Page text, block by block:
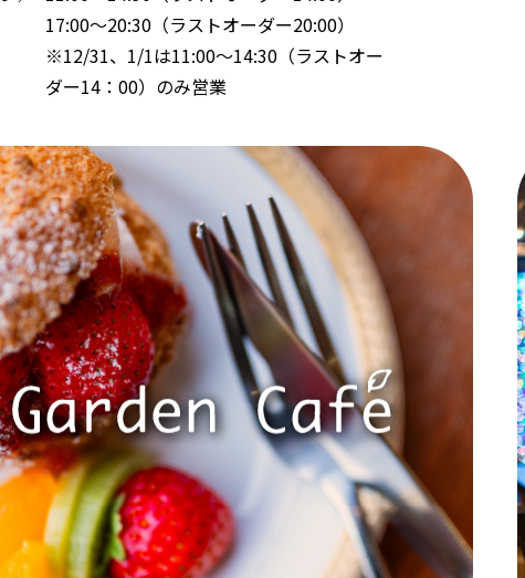
17:00～20:30（ラストオーダー20:00）
※12/31、1/1は11:00～14:30（ラストオー
ダー14：00）のみ営業